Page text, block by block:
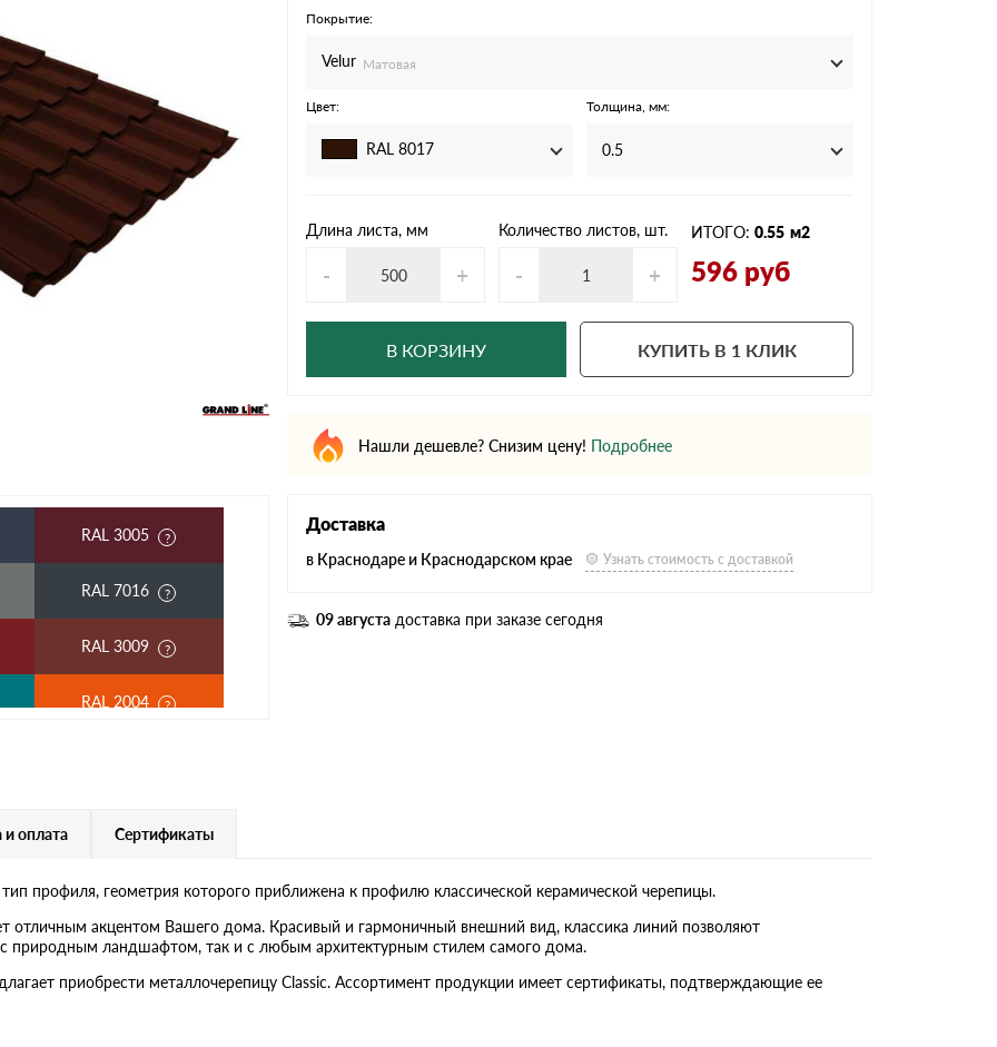
Ондулин Смарт
RAL 3005
RAL 7016
RAL 3009
RAL 2004
RAL 9006
RR 29
Покрытие:
Velur Матовая
Цвет:
RAL 8017
Толщина, мм:
0.5
Длина листа, мм
- +
Количество листов, шт.
- +
ИТОГО: 0.55 м2
596 руб
В КОРЗИНУ КУПИТЬ В 1 КЛИК
Нашли дешевле? Снизим цену! Подробнее
Доставка
в Краснодаре и Краснодарском крае Узнать стоимость с доставкой
09 августа доставка при заказе сегодня
и оплата Сертификаты
профиля, геометрия которого приближена к профилю классической керамической черепицы.
отличным акцентом Вашего дома. Красивый и гармоничный внешний вид, классика линий позволяют
с природным ландшафтом, так и с любым архитектурным стилем самого дома.
приобрести металлочерепицу Classic. Ассортимент продукции имеет сертификаты, подтверждающие ее